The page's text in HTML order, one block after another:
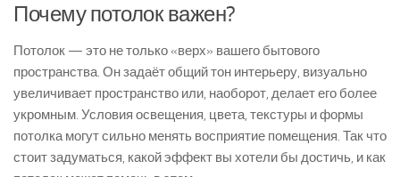
Почему потолок важен?
Потолок — это не только «верх» вашего бытового
пространства. Он задаёт общий тон интерьеру, визуально
увеличивает пространство или, наоборот, делает его более
укромным. Условия освещения, цвета, текстуры и формы
потолка могут сильно менять восприятие помещения. Так что
стоит задуматься, какой эффект вы хотели бы достичь, и как